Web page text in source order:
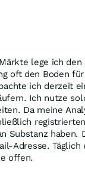
lege ich
oft den Boden
ich derzeit
Ich nutze
Da meine
Substanz
Adresse.
offen.